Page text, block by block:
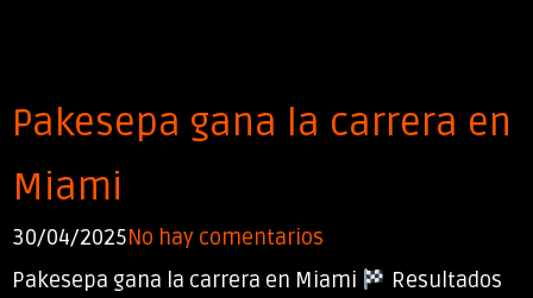
Pakesepa gana la carrera en
Miami
30/04/2025No hay comentarios
Pakesepa gana la carrera en Miami
Resultados